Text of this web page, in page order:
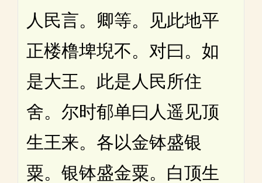
人民言。卿等。见此地平
正楼橹埤堄不。对曰。如
是大王。此是人民所住
舍。尔时郁单曰人遥见顶
生王来。各以金钵盛银
粟。银钵盛金粟。白顶生